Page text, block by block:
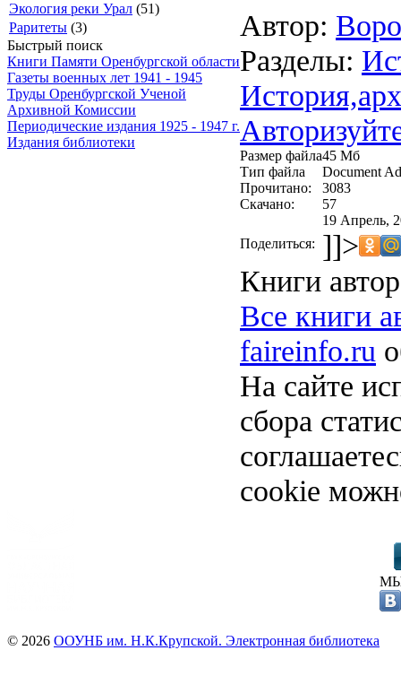
Экология реки Урал (51)
Раритеты (3)
Быстрый поиск
Книги Памяти Оренбургской области
Газеты военных лет 1941 - 1945
Труды Оренбургской Ученой
Архивной Комиссии
Периодические издания 1925 - 1947 г.
Издания библиотеки
Автор:
Разделы:
Размер файла45 Мб
Тип файла
Document
Прочитано:
3083
Скачано:
57
19 Апрель,
Поделиться: ]]>
Книги
Все книги
faireinfo.ru
На сайте
сбора
cookie
© 2026 ООУНБ им. Н.К.Крупской. Электронная библиотека